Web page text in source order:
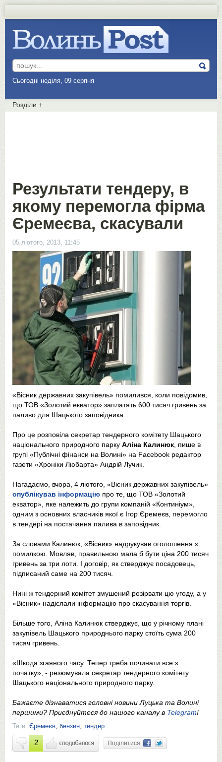
Сьогодні неділя, 09 серпня
Розділи +
Результати тендеру, в
якому перемогла фірма
Єремеєва, скасували
05 лютого, 2013, 11:45
«Вісник державних закупівель» помилився, коли повідомив,
що ТОВ «Золотий екватор» заплатять 600 тисяч гривень за
паливо для Шацького заповідника.
Про це розповіла секретар тендерного комітету Шацького
національного природного парку Аліна Калинюк , пише в
групі «Публічні фінанси на Волині» на Facebook редактор
газети «Хроніки Любарта» Андрій Лучик.
Нагадаємо, вчора, 4 лютого, «Вісник державних закупівель»
опублікував інформацію про те, що ТОВ «Золотий
екватор», яке належить до групи компаній «Континіум»,
одним з основних власників якої є Ігор Єремеєв, перемогло
в тендері на постачання палива в заповідник.
За словами Калинюк, «Вісник» надрукував оголошення з
помилкою. Мовляв, правильною мала б бути ціна 200 тисяч
гривень за три лоти. І договір, як стверджує посадовець,
підписаний саме на 200 тисяч.
Нині ж тендерний комітет змушений розірвати цю угоду, а у
«Вісник» надіслали інформацію про скасування торгів.
Більше того, Аліна Калинюк стверджує, що у річному плані
закупівель Шацького природнього парку стоїть сума 200
тисяч гривень.
«Шкода згаяного часу. Тепер треба починати все з
початку», - резюмувала секретар тендерного комітету
Шацького національного природного парку.
Бажаєте дізнаватися головні новини Луцька та Волині
першими? Приєднуйтеся до нашого каналу в Telegram!
Теги: Єремеєв, бензин, тендер
2 Поділитися